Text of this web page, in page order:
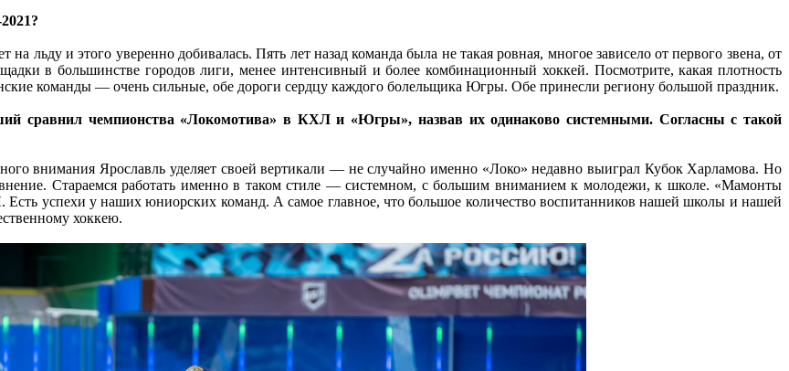
льду и этого уверенно добивалась. Пять лет назад команда была не такая ровная, многое зависело от первого звена, от
в большинстве городов лиги, менее интенсивный и более комбинационный хоккей. Посмотрите, какая плотность
команды — очень сильные, обе дороги сердцу каждого болельщика Югры. Обе принесли региону большой праздник.
сравнил чемпионства «Локомотива» в КХЛ и «Югры», назвав их одинаково системными. Согласны с такой
внимания Ярославль уделяет своей вертикали — не случайно именно «Локо» недавно выиграл Кубок Харламова. Но
Стараемся работать именно в таком стиле — системном, с большим вниманием к молодежи, к школе. «Мамонты
успехи у наших юниорских команд. А самое главное, что большое количество воспитанников нашей школы и нашей
хоккею.